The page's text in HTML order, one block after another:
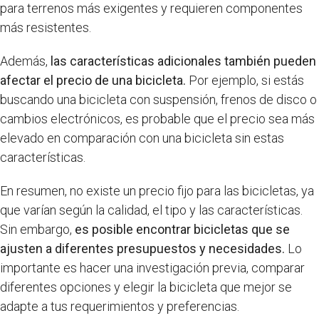
para terrenos más exigentes y requieren componentes
más resistentes.
Además, las características adicionales también pueden
afectar el precio de una bicicleta. Por ejemplo, si estás
buscando una bicicleta con suspensión, frenos de disco o
cambios electrónicos, es probable que el precio sea más
elevado en comparación con una bicicleta sin estas
características.
En resumen, no existe un precio fijo para las bicicletas, ya
que varían según la calidad, el tipo y las características.
Sin embargo, es posible encontrar bicicletas que se
ajusten a diferentes presupuestos y necesidades. Lo
importante es hacer una investigación previa, comparar
diferentes opciones y elegir la bicicleta que mejor se
adapte a tus requerimientos y preferencias.